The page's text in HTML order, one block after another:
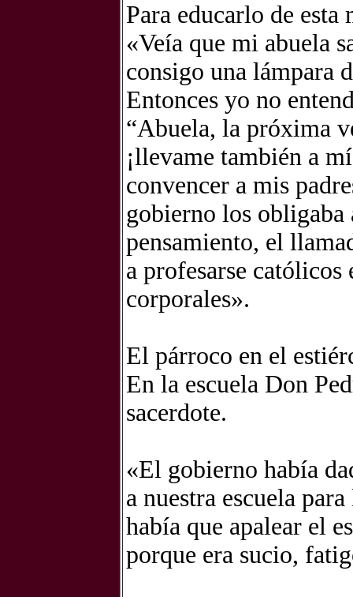
Para educarlo de
«Veía que mi abuela
consigo una lámpara
Entonces yo no
“Abuela, la próxima
¡llevame también a
convencer a mis
gobierno los obligaba
pensamiento, el
a profesarse católicos
corporales».
El párroco en el
En la escuela Don
sacerdote.
«El gobierno había
a nuestra escuela
había que apalear el
porque era sucio,